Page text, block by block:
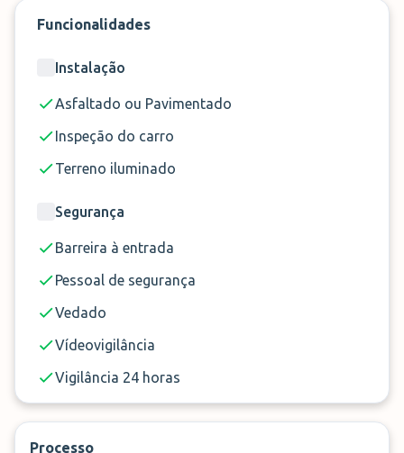
Funcionalidades
Instalação
Asfaltado ou Pavimentado
Inspeção do carro
Terreno iluminado
Segurança
Barreira à entrada
Pessoal de segurança
Vedado
Vídeovigilância
Vigilância 24 horas
Processo